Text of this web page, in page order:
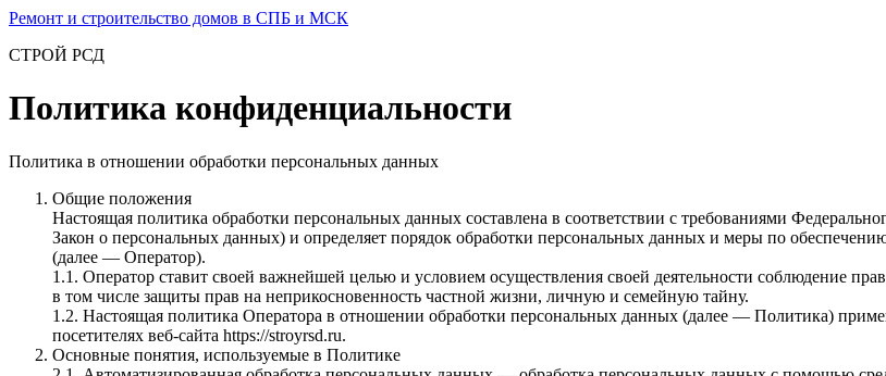
Перейти
содержимому
Ремонт и строительство домов в СПБ и МСК
СТРОЙ РСД
Политика конфиденциальности
Политика в отношении обработки персональных данных
Общие положения
Настоящая политика обработки персональных данных составлена в соответствии с требованиями
Закон о персональных данных) и определяет порядок обработки персональных данных и меры по
(далее — Оператор).
1.1. Оператор ставит своей важнейшей целью и условием осуществления своей деятельности соблюдение
в том числе защиты прав на неприкосновенность частной жизни, личную и семейную тайну.
1.2. Настоящая политика Оператора в отношении обработки персональных данных (далее — Политика)
посетителях веб-сайта https://stroyrsd.ru.
Основные понятия, используемые в Политике